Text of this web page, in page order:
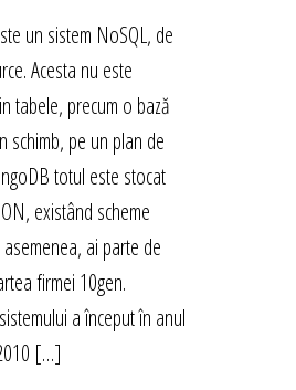
un sistem NoSQL, de
Acesta nu este
tabele, precum o bază
schimb, pe un plan de
totul este stocat
existând scheme
ai parte de
firmei 10gen.
a început în anul
[…]